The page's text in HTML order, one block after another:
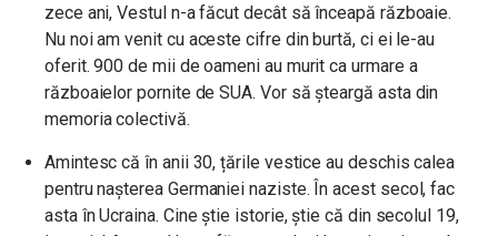
zece ani, Vestul n-a făcut decât să înceapă războaie.
Nu noi am venit cu aceste cifre din burtă, ci ei le-au
oferit. 900 de mii de oameni au murit ca urmare a
războaielor pornite de SUA. Vor să șteargă asta din
memoria colectivă.
Amintesc că în anii 30, țările vestice au deschis calea
pentru nașterea Germaniei naziste. În acest secol, fac
asta în Ucraina. Cine știe istorie, știe că din secolul 19,